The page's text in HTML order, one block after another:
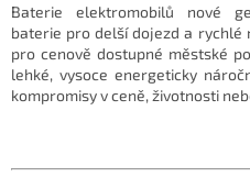
Baterie elektromobilů nové
baterie pro delší dojezd a rychlé
pro cenově dostupné městské
lehké, vysoce energeticky
kompromisy v ceně, životnosti